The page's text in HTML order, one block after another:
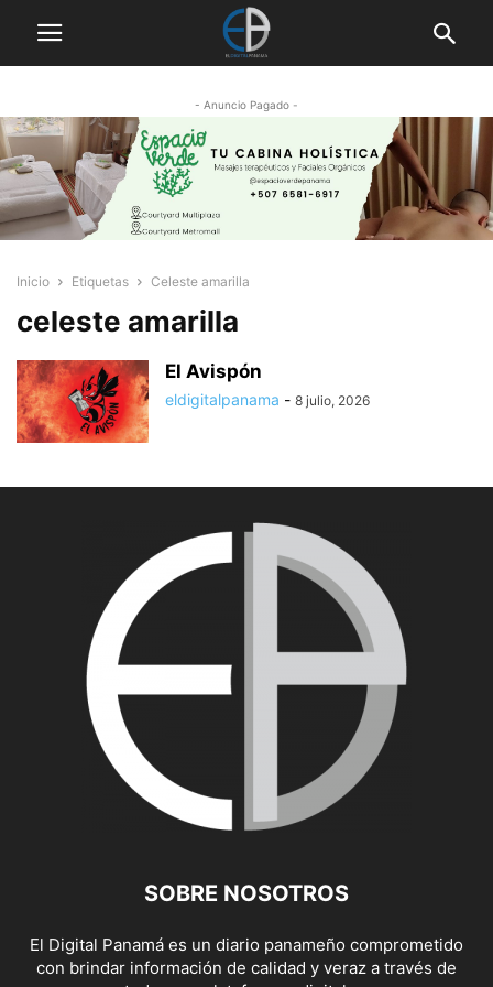
- Anuncio Pagado -
Inicio Etiquetas Celeste amarilla
celeste amarilla
El Avispón
eldigitalpanama - 8 julio, 2026
SOBRE NOSOTROS
El Digital Panamá es un diario panameño comprometido
con brindar información de calidad y veraz a través de